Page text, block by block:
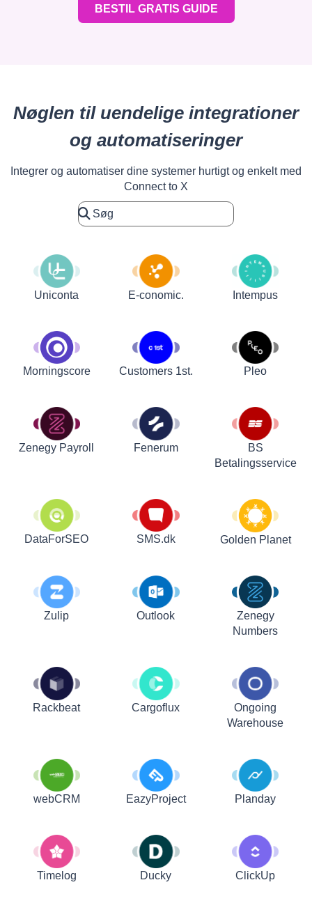
BESTIL GRATIS GUIDE
Nøglen til uendelige integrationer
og automatiseringer
Integrer og automatiser dine systemer hurtigt og enkelt med
Connect to X
Uniconta E-conomic. Intempus
Morningscore Customers 1st. Pleo
Zenegy Payroll Fenerum
BS
Betalingsservice
DataForSEO SMS.dk Golden Planet
Zulip Outlook
Zenegy
Numbers
Rackbeat Cargoflux
Ongoing
Warehouse
webCRM EazyProject Planday
Timelog Ducky ClickUp